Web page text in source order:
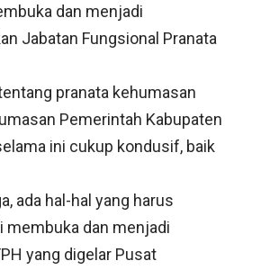
dan menjadi
Jabatan Fungsional Pranata
pranata kehumasan
Pemerintah Kabupaten
ini cukup kondusif, baik
ada hal-hal yang harus
membuka dan menjadi
yang digelar Pusat